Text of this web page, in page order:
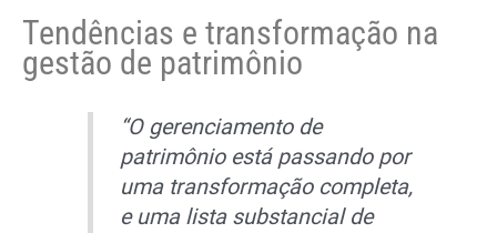
Tendências e transformação na
gestão de patrimônio
“O gerenciamento de
patrimônio está passando por
uma transformação completa,
e uma lista substancial de